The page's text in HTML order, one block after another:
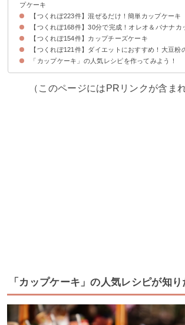
プケーキ
【つくれぽ223件】混ぜるだけ！簡単カップケーキ
【つくれぽ168件】30分で完成！オレオ＆バナナカ
【つくれぽ154件】カップチーズケーキ
【つくれぽ121件】ダイエットにおすすめ！大豆粉
「カップケーキ」の人気レシピを作ってみよう！
（このページにはPRリンクが含ま
「カップケーキ」の人気レシピが知り